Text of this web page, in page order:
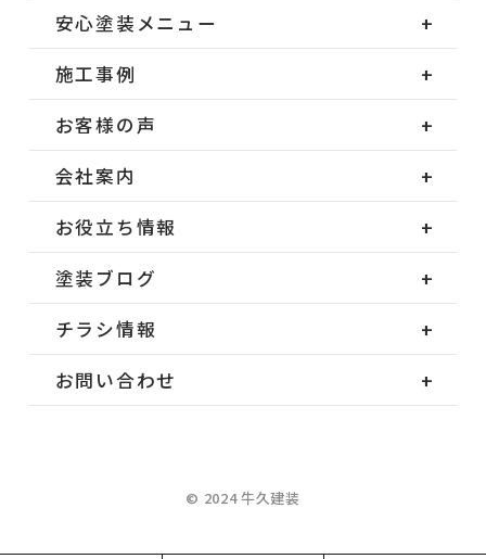
安心塗装メニュー
施工事例
お客様の声
会社案内
お役立ち情報
塗装ブログ
チラシ情報
お問い合わせ
© 2024 牛久建装